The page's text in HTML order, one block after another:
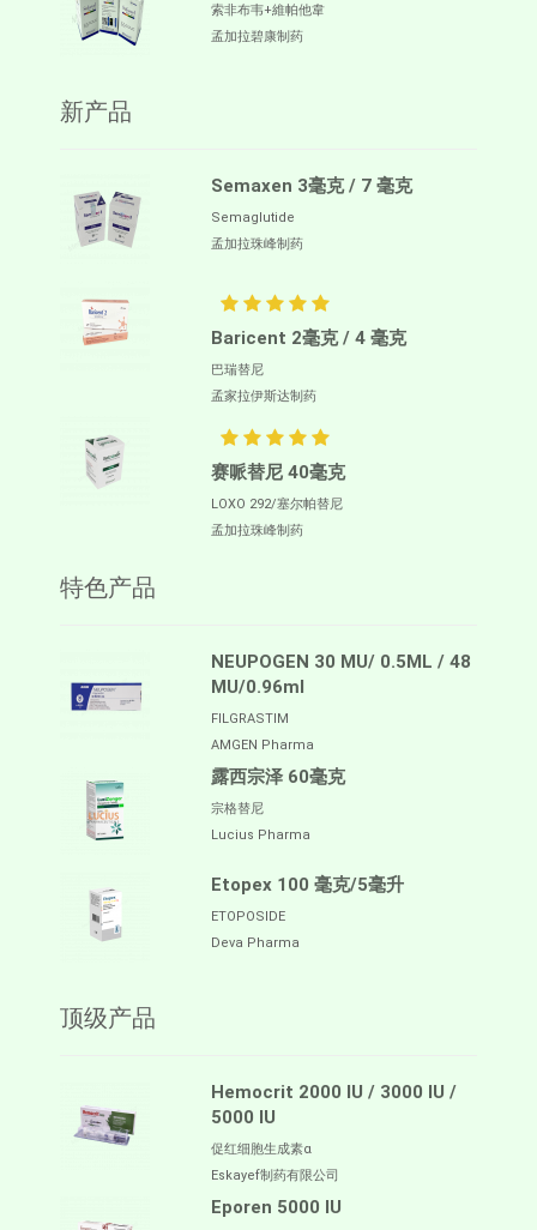
索非布韦+維帕他韋
孟加拉碧康制药
新产品
Semaxen 3毫克 / 7 毫克
Semaglutide
孟加拉珠峰制药
Baricent 2毫克 / 4 毫克
巴瑞替尼
孟家拉伊斯达制药
赛哌替尼 40毫克
LOXO 292/塞尔帕替尼
孟加拉珠峰制药
特色产品
NEUPOGEN 30 MU/ 0.5ML / 48
MU/0.96ml
FILGRASTIM
AMGEN Pharma
露西宗泽 60毫克
宗格替尼
Lucius Pharma
Etopex 100 毫克/5毫升
ETOPOSIDE
Deva Pharma
顶级产品
Hemocrit 2000 IU / 3000 IU /
5000 IU
促红细胞生成素α
Eskayef制药有限公司
Eporen 5000 IU